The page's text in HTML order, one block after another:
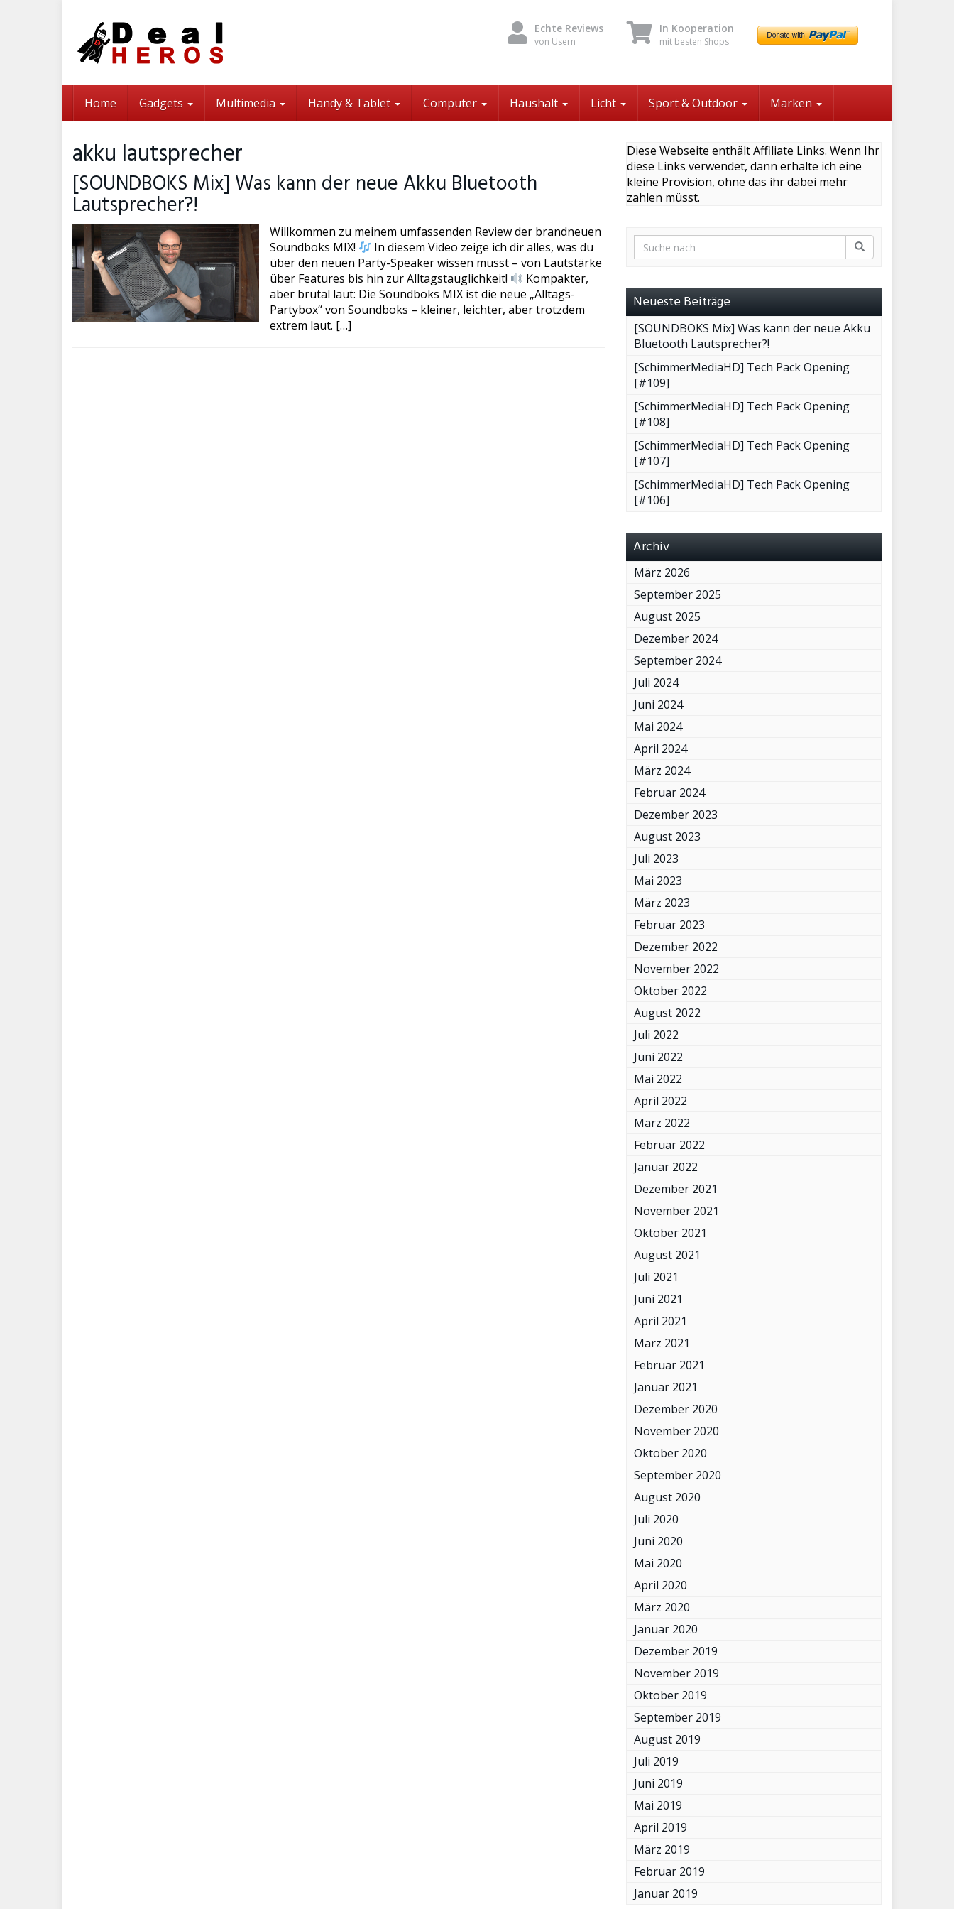
Echte Reviews
von Usern
In Kooperation
mit besten Shops
Home Gadgets Multimedia Handy & Tablet Computer Haushalt Licht Sport & Outdoor Marken
akku lautsprecher
[SOUNDBOKS Mix] Was kann der neue Akku Bluetooth
Lautsprecher?!
Willkommen zu meinem umfassenden Review der brandneuen
Soundboks MIX!
In diesem Video zeige ich dir alles, was du
über den neuen Party-Speaker wissen musst – von Lautstärke
über Features bis hin zur Alltagstauglichkeit!
Kompakter,
aber brutal laut: Die Soundboks MIX ist die neue „Alltags-
Partybox“ von Soundboks – kleiner, leichter, aber trotzdem
extrem laut. […]
Diese Webseite enthält Affiliate Links. Wenn Ihr
diese Links verwendet, dann erhalte ich eine
kleine Provision, ohne das ihr dabei mehr
zahlen müsst.
Neueste Beiträge
[SOUNDBOKS Mix] Was kann der neue Akku
Bluetooth Lautsprecher?!
[SchimmerMediaHD] Tech Pack Opening
[#109]
[SchimmerMediaHD] Tech Pack Opening
[#108]
[SchimmerMediaHD] Tech Pack Opening
[#107]
[SchimmerMediaHD] Tech Pack Opening
[#106]
Archiv
März 2026
September 2025
August 2025
Dezember 2024
September 2024
Juli 2024
Juni 2024
Mai 2024
April 2024
März 2024
Februar 2024
Dezember 2023
August 2023
Juli 2023
Mai 2023
März 2023
Februar 2023
Dezember 2022
November 2022
Oktober 2022
August 2022
Juli 2022
Juni 2022
Mai 2022
April 2022
März 2022
Februar 2022
Januar 2022
Dezember 2021
November 2021
Oktober 2021
August 2021
Juli 2021
Juni 2021
April 2021
März 2021
Februar 2021
Januar 2021
Dezember 2020
November 2020
Oktober 2020
September 2020
August 2020
Juli 2020
Juni 2020
Mai 2020
April 2020
März 2020
Januar 2020
Dezember 2019
November 2019
Oktober 2019
September 2019
August 2019
Juli 2019
Juni 2019
Mai 2019
April 2019
März 2019
Februar 2019
Januar 2019